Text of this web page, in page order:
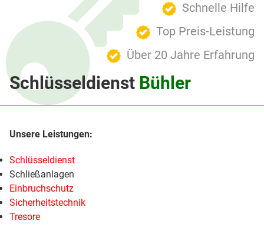
Schnelle Hilfe
Top Preis-Leistung
Über 20 Jahre Erfahrung
Schlüsseldienst Bühler
Schlüsseldienst
Schließanlagen
Einbruchschutz
Sicherheitstechnik
Tresore